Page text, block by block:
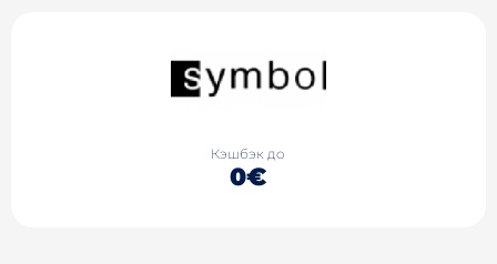
Кэшбэк до
0€